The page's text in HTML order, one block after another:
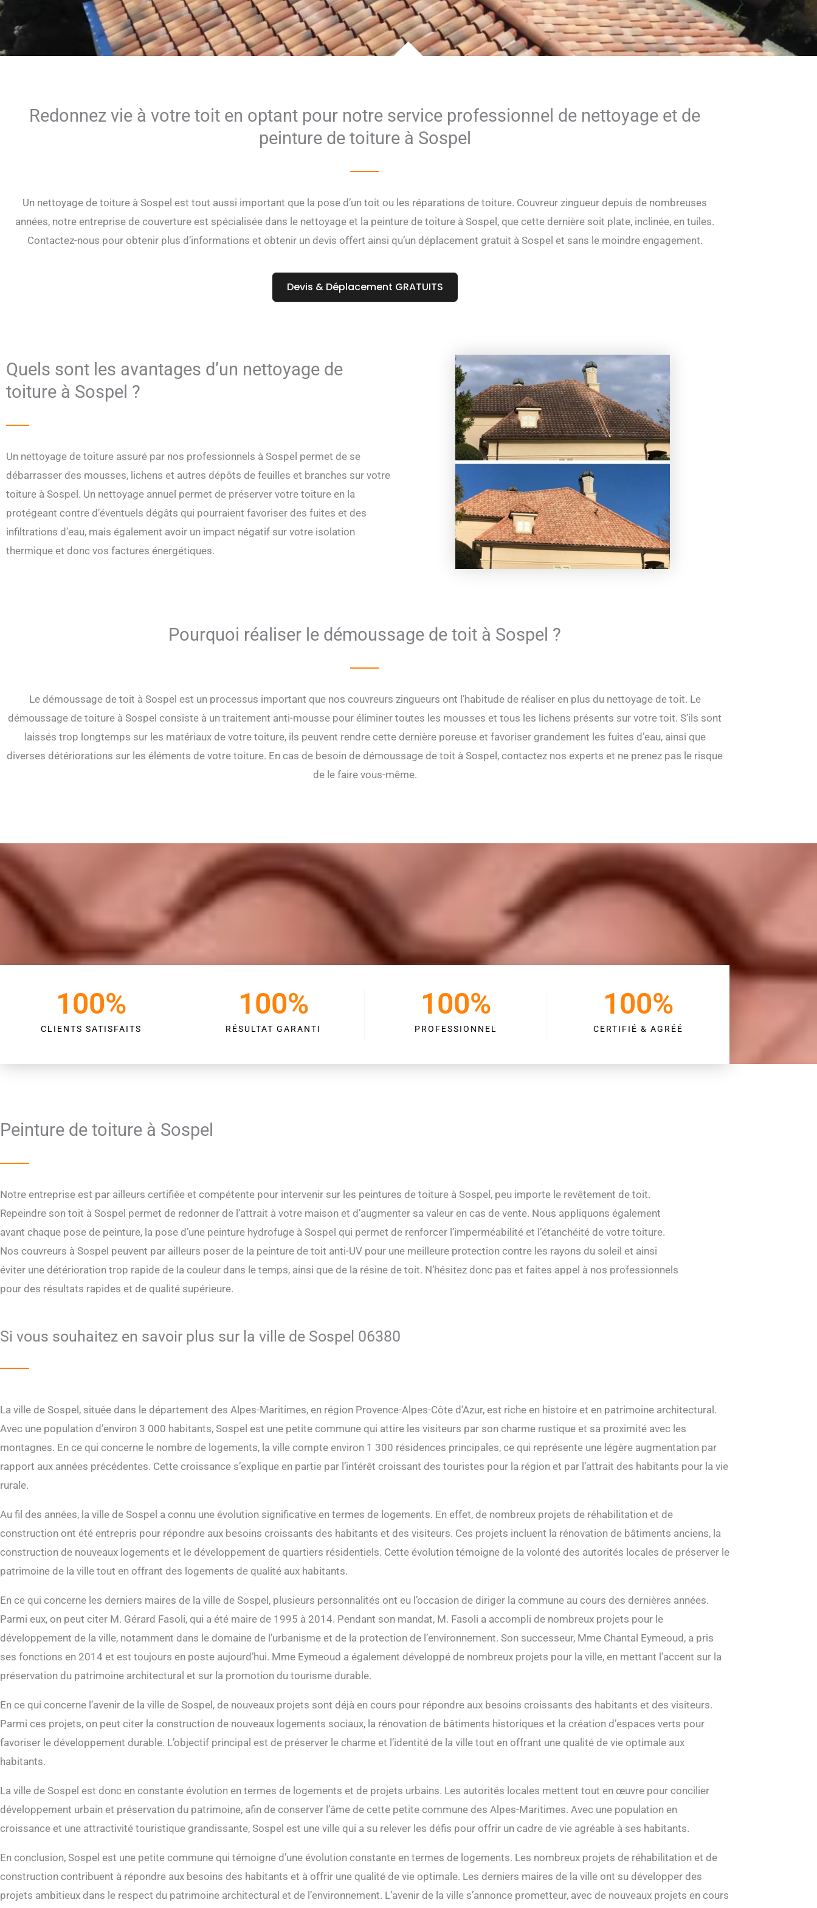
Redonnez vie à votre toit en optant pour notre service professionnel de nettoyage et de
peinture de toiture à Sospel
Un nettoyage de toiture à Sospel est tout aussi important que la pose d’un toit ou les réparations de toiture. Couvreur zingueur depuis de nombreuses
années, notre entreprise de couverture est spécialisée dans le nettoyage et la peinture de toiture à Sospel, que cette dernière soit plate, inclinée, en tuiles.
Contactez-nous pour obtenir plus d’informations et obtenir un devis offert ainsi qu’un déplacement gratuit à Sospel et sans le moindre engagement.
Devis & Déplacement GRATUITS
Quels sont les avantages d’un nettoyage de
toiture à Sospel ?
Un nettoyage de toiture assuré par nos professionnels à Sospel permet de se
débarrasser des mousses, lichens et autres dépôts de feuilles et branches sur votre
toiture à Sospel. Un nettoyage annuel permet de préserver votre toiture en la
protégeant contre d’éventuels dégâts qui pourraient favoriser des fuites et des
infiltrations d’eau, mais également avoir un impact négatif sur votre isolation
thermique et donc vos factures énergétiques.
Pourquoi réaliser le démoussage de toit à Sospel ?
Le démoussage de toit à Sospel est un processus important que nos couvreurs zingueurs ont l’habitude de réaliser en plus du nettoyage de toit. Le
démoussage de toiture à Sospel consiste à un traitement anti-mousse pour éliminer toutes les mousses et tous les lichens présents sur votre toit. S’ils sont
laissés trop longtemps sur les matériaux de votre toiture, ils peuvent rendre cette dernière poreuse et favoriser grandement les fuites d’eau, ainsi que
diverses détériorations sur les éléments de votre toiture. En cas de besoin de démoussage de toit à Sospel, contactez nos experts et ne prenez pas le risque
de le faire vous-même.
CLIENTS SATISFAITS
100%
RÉSULTAT GARANTI
100%
PROFESSIONNEL
100%
CERTIFIÉ & AGRÉÉ
100%
Peinture de toiture à Sospel
Notre entreprise est par ailleurs certifiée et compétente pour intervenir sur les peintures de toiture à Sospel, peu importe le revêtement de toit.
Repeindre son toit à Sospel permet de redonner de l’attrait à votre maison et d’augmenter sa valeur en cas de vente. Nous appliquons également
avant chaque pose de peinture, la pose d’une peinture hydrofuge à Sospel qui permet de renforcer l’imperméabilité et l’étanchéité de votre toiture.
Nos couvreurs à Sospel peuvent par ailleurs poser de la peinture de toit anti-UV pour une meilleure protection contre les rayons du soleil et ainsi
éviter une détérioration trop rapide de la couleur dans le temps, ainsi que de la résine de toit. N’hésitez donc pas et faites appel à nos professionnels
pour des résultats rapides et de qualité supérieure.
Si vous souhaitez en savoir plus sur la ville de Sospel 06380
La ville de Sospel, située dans le département des Alpes-Maritimes, en région Provence-Alpes-Côte d’Azur, est riche en histoire et en patrimoine architectural.
Avec une population d’environ 3 000 habitants, Sospel est une petite commune qui attire les visiteurs par son charme rustique et sa proximité avec les
montagnes. En ce qui concerne le nombre de logements, la ville compte environ 1 300 résidences principales, ce qui représente une légère augmentation par
rapport aux années précédentes. Cette croissance s’explique en partie par l’intérêt croissant des touristes pour la région et par l’attrait des habitants pour la vie
rurale.
Au fil des années, la ville de Sospel a connu une évolution significative en termes de logements. En effet, de nombreux projets de réhabilitation et de
construction ont été entrepris pour répondre aux besoins croissants des habitants et des visiteurs. Ces projets incluent la rénovation de bâtiments anciens, la
construction de nouveaux logements et le développement de quartiers résidentiels. Cette évolution témoigne de la volonté des autorités locales de préserver le
patrimoine de la ville tout en offrant des logements de qualité aux habitants.
En ce qui concerne les derniers maires de la ville de Sospel, plusieurs personnalités ont eu l’occasion de diriger la commune au cours des dernières années.
Parmi eux, on peut citer M. Gérard Fasoli, qui a été maire de 1995 à 2014. Pendant son mandat, M. Fasoli a accompli de nombreux projets pour le
développement de la ville, notamment dans le domaine de l’urbanisme et de la protection de l’environnement. Son successeur, Mme Chantal Eymeoud, a pris
ses fonctions en 2014 et est toujours en poste aujourd’hui. Mme Eymeoud a également développé de nombreux projets pour la ville, en mettant l’accent sur la
préservation du patrimoine architectural et sur la promotion du tourisme durable.
En ce qui concerne l’avenir de la ville de Sospel, de nouveaux projets sont déjà en cours pour répondre aux besoins croissants des habitants et des visiteurs.
Parmi ces projets, on peut citer la construction de nouveaux logements sociaux, la rénovation de bâtiments historiques et la création d’espaces verts pour
favoriser le développement durable. L’objectif principal est de préserver le charme et l’identité de la ville tout en offrant une qualité de vie optimale aux
habitants.
La ville de Sospel est donc en constante évolution en termes de logements et de projets urbains. Les autorités locales mettent tout en œuvre pour concilier
développement urbain et préservation du patrimoine, afin de conserver l’âme de cette petite commune des Alpes-Maritimes. Avec une population en
croissance et une attractivité touristique grandissante, Sospel est une ville qui a su relever les défis pour offrir un cadre de vie agréable à ses habitants.
En conclusion, Sospel est une petite commune qui témoigne d’une évolution constante en termes de logements. Les nombreux projets de réhabilitation et de
construction contribuent à répondre aux besoins des habitants et à offrir une qualité de vie optimale. Les derniers maires de la ville ont su développer des
projets ambitieux dans le respect du patrimoine architectural et de l’environnement. L’avenir de la ville s’annonce prometteur, avec de nouveaux projets en cours